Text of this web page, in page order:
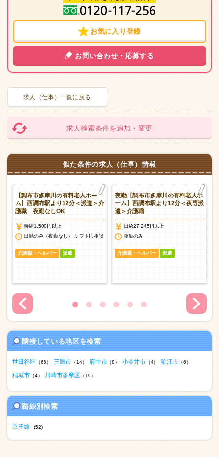
お気に入り登録
お問い合わせ・応募する
求人（仕事）一覧に戻る
求人検索条件を追加・変更
似た条件の求人（仕事）情報
【調布市多摩川の有料老人ホー
ム】西調布駅より12分＜派遣＞介
護職 夜勤なしOK
時給1,500円以上
日勤のみ（夜勤なし） シフト応相談
介護職・ヘルパー 派遣
夜勤【調布市多摩川の有料老人ホ
ーム】西調布駅より12分＜夜専派
遣＞介護職
日給27,245円以上
夜勤のみ
介護職・ヘルパー 派遣
隣接している地区を検索
世田谷区 （66） 三鷹市 （14） 府中市 （8） 小金井市 （4） 狛江市 （6）
稲城市 （4） 川崎市多摩区 （19）
路線別検索
京王線 (52)